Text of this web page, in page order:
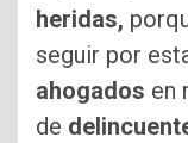
heridas,
seguir por
ahogados en
de